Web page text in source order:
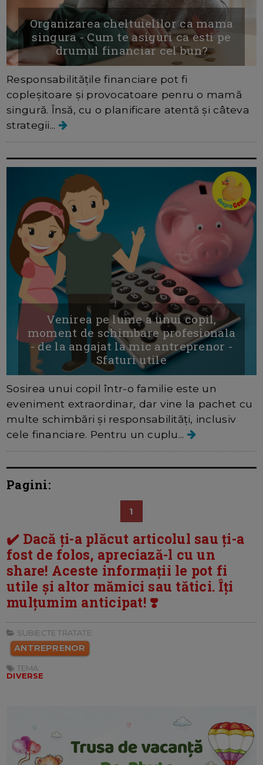
Organizarea cheltuielilor ca mama
singura - Cum te asiguri ca esti pe
drumul financiar cel bun?
Responsabilitățile financiare pot fi
copleșitoare și provocatoare penru o mamă
singură. Însă, cu o planificare atentă și câteva
strategii...
Venirea pe lume a unui copil,
moment de schimbare profesionala
- de la angajat la mic antreprenor -
Sfaturi utile
Sosirea unui copil într-o familie este un
eveniment extraordinar, dar vine la pachet cu
multe schimbări și responsabilități, inclusiv
cele financiare. Pentru un cuplu...
Pagini:
1
✔️ Dacă ți-a plăcut articolul sau ți-a
fost de folos, apreciază-l cu un
share! Aceste informații le pot fi
utile și altor mămici sau tătici. Îți
mulțumim anticipat! ❣️
SUBIECTE TRATATE:
ANTREPRENOR
TEMA:
DIVERSE